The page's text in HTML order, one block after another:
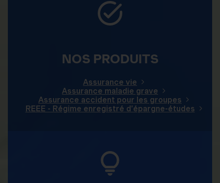
NOS PRODUITS
Assurance vie
Assurance maladie grave
Assurance accident pour les groupes
REEE - Régime enregistré d’épargne-études